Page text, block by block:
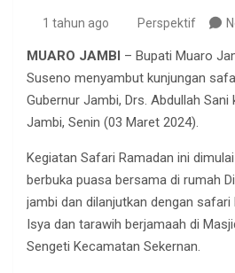
1 tahun ago Perspektif
MUARO JAMBI – Bupati Muaro
Suseno menyambut kunjungan
Gubernur Jambi, Drs. Abdullah
Jambi, Senin (03 Maret 2024).
Kegiatan Safari Ramadan ini
berbuka puasa bersama di rumah
jambi dan dilanjutkan dengan
Isya dan tarawih berjamaah di
Sengeti Kecamatan Sekernan.